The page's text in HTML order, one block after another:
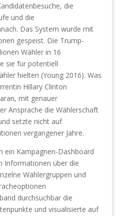
die
und die
Das System wurde mit
gespeist. Die Trump-
Wähler in 16
sie für potentiell
hielten (Young 2016). Was
Hillary Clinton
mit genauer
Ansprache die Wählerschaft
setzte nicht auf
vergangener Jahre.
ein Kampagnen-Dashboard
Informationen über die
Wählergruppen und
durchsuchbar die
und visualisierte auf